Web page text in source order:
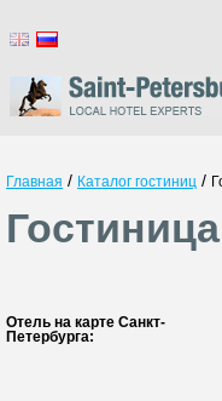
Главная / Каталог гостиниц /
Отель на карте Санкт-
Петербурга: